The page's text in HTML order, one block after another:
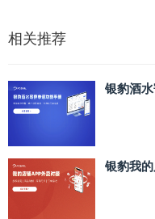
相关推荐
银豹酒
银豹我